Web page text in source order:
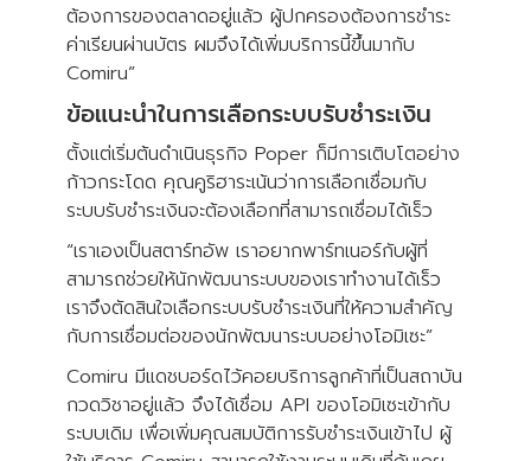
ต้องการของตลาดอยู่แล้ว ผู้ปกครองต้องการชำระ
ค่าเรียนผ่านบัตร ผมจึงได้เพิ่มบริการนี้ขึ้นมากับ
Comiru”
ข้อแนะนำในการเลือกระบบรับชำระเงิน
ตั้งแต่เริ่มต้นดำเนินธุรกิจ Poper ก็มีการเติบโตอย่าง
ก้าวกระโดด คุณคูริฮาระเน้นว่าการเลือกเชื่อมกับ
ระบบรับชำระเงินจะต้องเลือกที่สามารถเชื่อมได้เร็ว
“เราเองเป็นสตาร์ทอัพ เราอยากพาร์ทเนอร์กับผู้ที่
สามารถช่วยให้นักพัฒนาระบบของเราทำงานได้เร็ว
เราจึงตัดสินใจเลือกระบบรับชำระเงินที่ให้ความสำคัญ
กับการเชื่อมต่อของนักพัฒนาระบบอย่างโอมิเซะ”
Comiru มีแดชบอร์ดไว้คอยบริการลูกค้าที่เป็นสถาบัน
กวดวิชาอยู่แล้ว จึงได้เชื่อม API ของโอมิเซะเข้ากับ
ระบบเดิม เพื่อเพิ่มคุณสมบัติการรับชำระเงินเข้าไป ผู้